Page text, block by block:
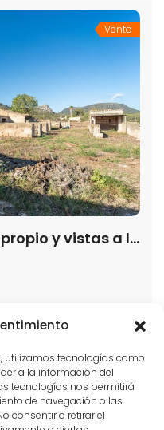
utilizamos tecnologías como
a la información del
tecnologías nos permitirá
de navegación o las
consentir o retirar el
Venta
Finca rústica con pozo propio y vistas a la montaña en Llucmajor
Siguiente